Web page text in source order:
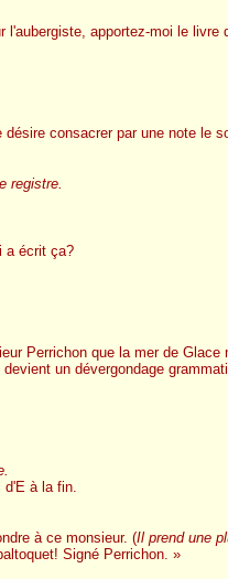
l'aubergiste, apportez-moi le livre
consacrer par une note le
registre.
a écrit ça?
Perrichon que la mer de Glace
un dévergondage
d'E à la fin.
à ce monsieur. (Il prend une
Signé Perrichon. »